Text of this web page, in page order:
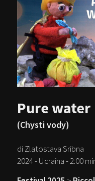
Pure water
(Chysti vody)
di Zlatostava Sribna
2024 - Ucraina - 2:00